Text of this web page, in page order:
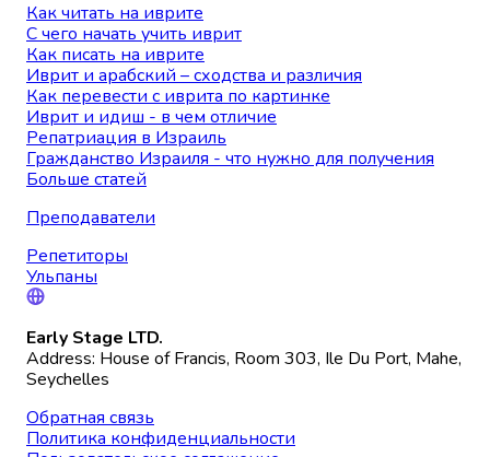
Как читать на иврите
С чего начать учить иврит
Как писать на иврите
Иврит и арабский – сходства и различия
Как перевести с иврита по картинке
Иврит и идиш - в чем отличие
Репатриация в Израиль
Гражданство Израиля - что нужно для получения
Больше статей
Преподаватели
Репетиторы
Ульпаны
Early Stage LTD.
Address: House of Francis, Room 303, Ile Du Port, Mahe,
Seychelles
Обратная связь
Политика конфиденциальности